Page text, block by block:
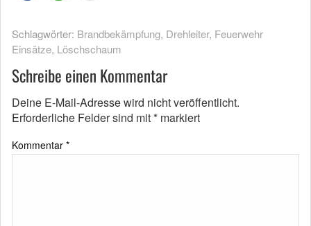
Schlagwörter: Brandbekämpfung, Drehleiter, Feuerwehr
Einsätze, Löschschaum
Schreibe einen Kommentar
Deine E-Mail-Adresse wird nicht veröffentlicht.
Erforderliche Felder sind mit* markiert
Kommentar *